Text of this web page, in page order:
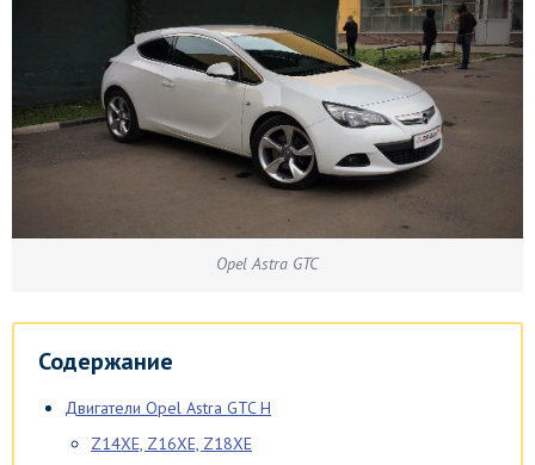
Opel Astra GTC
Содержание
Двигатели Opel Astra GTC H
Z14XE, Z16XE, Z18XE